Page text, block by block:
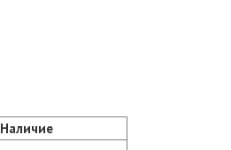
Наличие